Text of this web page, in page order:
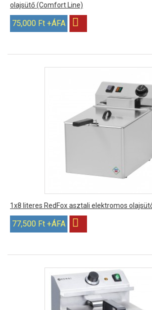
olajsütő (Comfort Line)
75,000 Ft +ÁFA
1x8 literes RedFox asztali elektromos
77,500 Ft +ÁFA